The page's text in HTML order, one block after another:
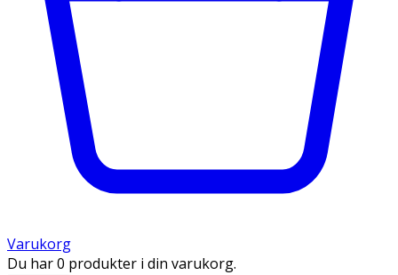
Varukorg
Du har 0 produkter i din varukorg.